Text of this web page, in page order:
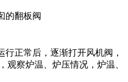
的翻板阀
行正常后，逐渐打开风机阀，
观察炉温、炉压情况，炉温、